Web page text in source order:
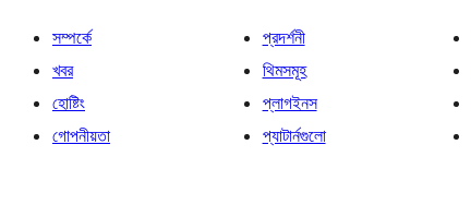
সম্পর্কে
খবর
হোষ্টিং
গোপনীয়তা
প্রদর্শনী
থিমসমূহ
প্লাগইনস
প্যাটার্নগুলো